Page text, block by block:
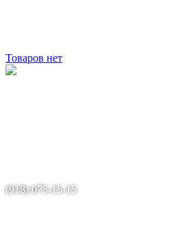
Товаров нет
(918) 075-15-15